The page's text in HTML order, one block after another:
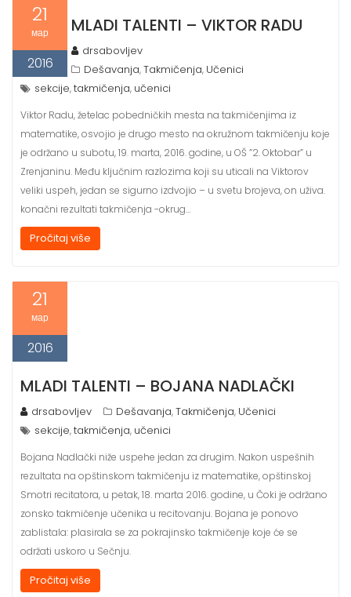
21
мар
2016
MLADI TALENTI – VIKTOR RADU
drsabovljev
Dešavanja,Takmičenja, Učenici
sekcije,takmičenja, učenici
Viktor Radu, žetelac pobedničkih mesta na takmičenjima iz
matematike, osvojio je drugo mesto na okružnom takmičenju koje
je održano u subotu, 19. marta, 2016. godine, u OŠ ”2. Oktobar” u
Zrenjaninu. Među ključnim razlozima koji su uticali na Viktorov
veliki uspeh, jedan se sigurno izdvojio – u svetu brojeva, on uživa.
konačni rezultati takmičenja -okrug…
Pročitaj više
21
мар
2016
MLADI TALENTI – BOJANA NADLAČKI
drsabovljev Dešavanja,Takmičenja, Učenici
sekcije,takmičenja, učenici
Bojana Nadlački niže uspehe jedan za drugim. Nakon uspešnih
rezultata na opštinskom takmičenju iz matematike, opštinskoj
Smotri recitatora, u petak, 18. marta 2016. godine, u Čoki je održano
zonsko takmičenje učenika u recitovanju. Bojana je ponovo
zablistala: plasirala se za pokrajinsko takmičenje koje će se
održati uskoro u Sečnju.
Pročitaj više